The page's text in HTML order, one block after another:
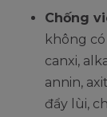
Chống
không
canxi,
annin,
đẩy lùi,